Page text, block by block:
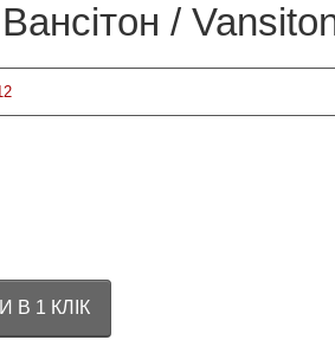
/
В 1 КЛІК